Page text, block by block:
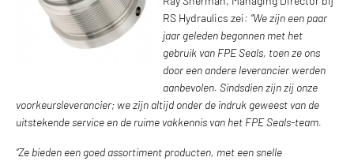
RS Hydraulics zei: “We zijn een paar
jaar geleden begonnen met het
gebruik van FPE Seals, toen ze ons
door een andere leverancier werden
aanbevolen. Sindsdien zijn zij onze
voorkeursleverancier; we zijn altijd onder de indruk geweest van de
uitstekende service en de ruime vakkennis van het FPE Seals-team.
“Ze bieden een goed assortiment producten, met een snelle